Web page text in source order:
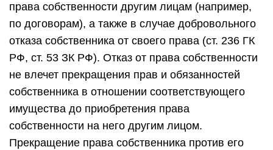
права собственности другим лицам (например,
по договорам), а также в случае добровольного
отказа собственника от своего права (ст. 236 ГК
РФ, ст. 53 ЗК РФ). Отказ от права собственности
не влечет прекращения прав и обязанностей
собственника в отношении соответствующего
имущества до приобретения права
собственности на него другим лицом.
Прекращение права собственника против его